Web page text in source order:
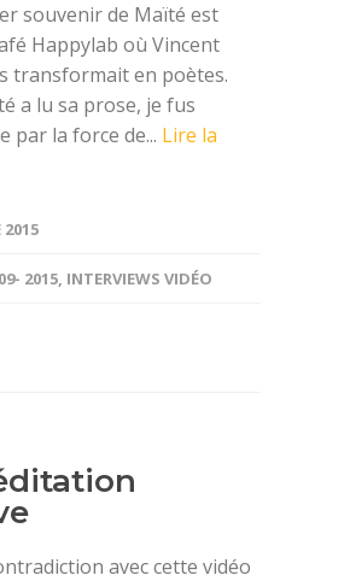
souvenir de Maïté est
Happylab où Vincent
transformait en poètes.
a lu sa prose, je fus
par la force de... Lire la
2015
2015, INTERVIEWS VIDÉO
avec cette vidéo